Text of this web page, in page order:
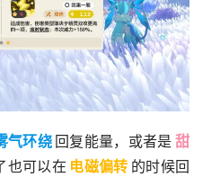
气环绕 回复能量，或者是 甜
也可以在 电磁偏转 的时候回